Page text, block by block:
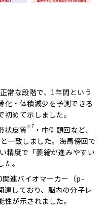
常な段階で、1年間という
化・体積減少を予測できる
めて示しました。
状皮質※7 ・中側頭回など、
一致しました。海馬傍回で
精度で「萎縮が進みやすい
。
関連バイオマーカー（p-
しており、脳内の分子レ
が示されました。